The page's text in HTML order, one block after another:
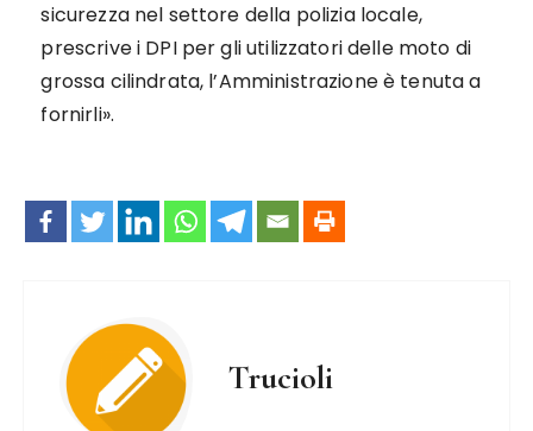
sicurezza nel settore della polizia locale,
prescrive i DPI per gli utilizzatori delle moto di
grossa cilindrata, l’Amministrazione è tenuta a
fornirli».
Trucioli